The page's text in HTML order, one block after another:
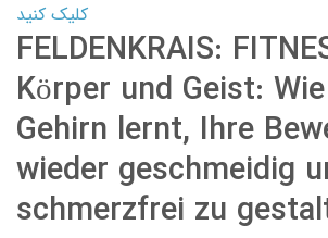
کلیک کنید
FELDENKRAIS:
Körper und Geist:
Gehirn lernt, Ihre
wieder geschmeidig
schmerzfrei zu